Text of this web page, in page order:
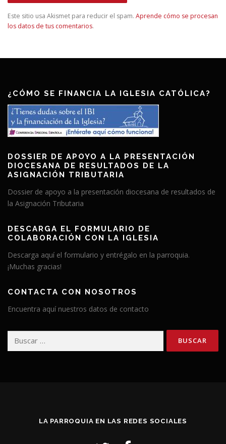
Este sitio usa Akismet para reducir el spam. Aprende cómo se procesan
los datos de tus comentarios.
¿CÓMO SE FINANCIA LA IGLESIA CATÓLICA?
DOSSIER DE APOYO A LA PRESENTACIÓN
DIOCESANA DE RESULTADOS DE LA
ASIGNACIÓN TRIBUTARIA
Dossier de apoyo a la presentación diocesana de resultados de
la Asignación Tributaria
DESCARGA EL FORMULARIO DE
COLABORACIÓN CON LA IGLESIA
Descarga aquí el formulario y entrégalo en la parroquia.
¡Muchas gracias!
CONTACTA CON NOSOTROS
Encuentra aquí nuestros datos de contacto
LA PARROQUIA EN LAS REDES SOCIALES